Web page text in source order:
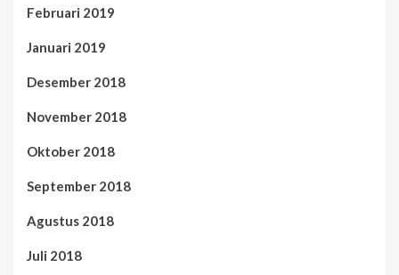
Februari 2019
Januari 2019
Desember 2018
November 2018
Oktober 2018
September 2018
Agustus 2018
Juli 2018